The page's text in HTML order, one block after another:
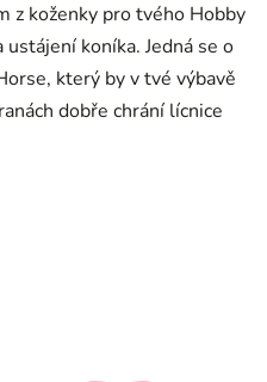
z koženky pro tvého Hobby
koníka. Jedná se o
který by v tvé výbavě
dobře chrání lícnice